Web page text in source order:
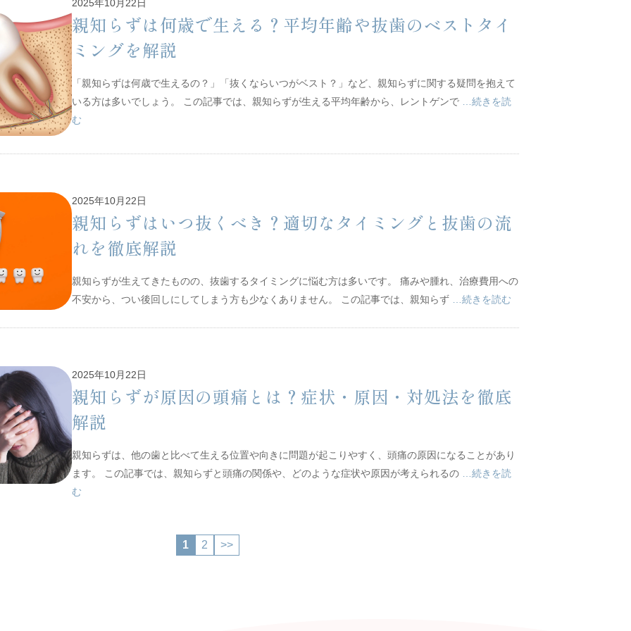
2025年10月22日
親知らずは何歳で生える？平均年齢や抜歯のベストタイ
ミングを解説
「親知らずは何歳で生えるの？」「抜くならいつがベスト？」など、親知らずに関する疑問を抱えて
いる方は多いでしょう。 この記事では、親知らずが生える平均年齢から、レントゲンで
…続きを読
む
2025年10月22日
親知らずはいつ抜くべき？適切なタイミングと抜歯の流
れを徹底解説
親知らずが生えてきたものの、抜歯するタイミングに悩む方は多いです。 痛みや腫れ、治療費用への
不安から、つい後回しにしてしまう方も少なくありません。 この記事では、親知らず …続きを読む
2025年10月22日
親知らずが原因の頭痛とは？症状・原因・対処法を徹底
解説
親知らずは、他の歯と比べて生える位置や向きに問題が起こりやすく、頭痛の原因になることがあり
ます。 この記事では、親知らずと頭痛の関係や、どのような症状や原因が考えられるの
…続きを読
む
1 2 >>